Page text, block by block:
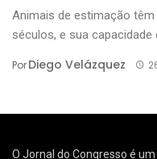
Animais de estimação
séculos, e sua capacidade
PorDiego Velázquez
O Jornal do Congresso é